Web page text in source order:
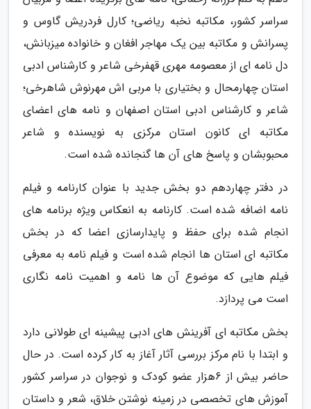
سراسر کشور، مکاتبه نخبه ریاضی؛ کارل فردریش گاوس و
پسرانش و مکاتبه بین یک مهاجر افغان و خانواده میزبانش،
دل نامه ای از معصومه مهری قهفرخی شاعر و کارشناس ادبی
استان چهارمحال و بختیاری با مربی اش مهرنوش شاهرخی؛
شاعر و کارشناس ادبی استان اصفهان و نامه های اعضای
مکاتبه ای کانون استان مرکزی به نویسنده و شاعر
محبوبشان و پاسخ های آن ها گنجانده شده است.
در دفتر چهاردهم دو بخش جدید با عنوان کارنامه و فیلم
نامه اضافه شده است. کارنامه به انعکاس ویژه برنامه های
انجام شده برای حفظ و پایدارسازی اعضا که در بخش
مکاتبه ای استان ها انجام شده است و فیلم نامه به معرفی
فیلم هایی که موضوع آن ها نامه و اهمیت نامه نگاری
است می پردازد.
بخش مکاتبه ای آفرینش های ادبی پیشینه ای طولانی دارد
و ابتدا با نام مرکز بررسی آثار آغاز به کار کرده است. در حال
حاضر بیش از 6هزار عضو کودک و نوجوان در سراسر کشور
آموزش های تخصصی در زمینه نوشتن خلاق، شعر و داستان